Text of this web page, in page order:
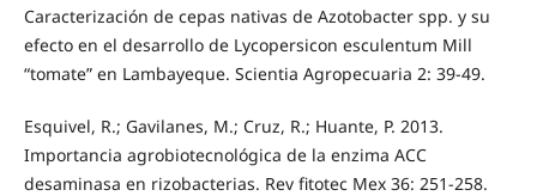
Caracterización de cepas nativas de Azotobacter spp. y su
efecto en el desarrollo de Lycopersicon esculentum Mill
“tomate” en Lambayeque. Scientia Agropecuaria 2: 39-49.
Esquivel, R.; Gavilanes, M.; Cruz, R.; Huante, P. 2013.
Importancia agrobiotecnológica de la enzima ACC
desaminasa en rizobacterias. Rev fitotec Mex 36: 251-258.